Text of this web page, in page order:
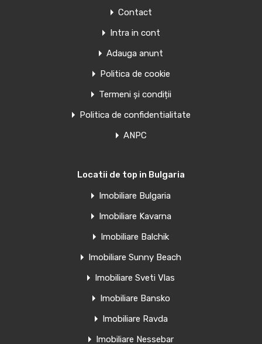
Contact
Intra in cont
Adauga anunt
Politica de cookie
Termeni și condiții
Politica de confidentialitate
ANPC
Locatii de top in Bulgaria
Imobiliare Bulgaria
Imobiliare Kavarna
Imobiliare Balchik
Imobiliare Sunny Beach
Imobiliare Sveti Vlas
Imobiliare Bansko
Imobiliare Ravda
Imobiliare Nessebar